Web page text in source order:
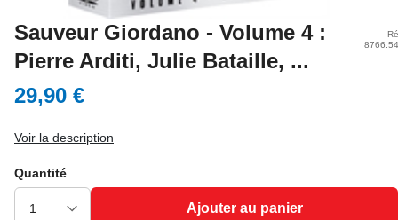
Sauveur Giordano - Volume 4 :
Pierre Arditi, Julie Bataille, ...
29,90 €
Voir la description
Quantité
Ajouter au panier